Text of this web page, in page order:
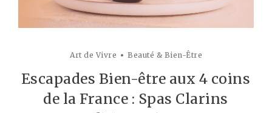
Art de Vivre Beauté & Bien-Être
Escapades Bien-être aux 4 coins
de la France : Spas Clarins